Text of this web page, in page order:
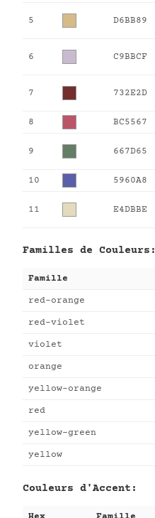
5 D6BB89
6 C9BBCF
7 732E2D
8 BC5567
9 667D65
10 5960A8
11 E4DBBE
Familles de Couleurs:
Famille
red-orange
red-violet
violet
orange
yellow-orange
red
yellow-green
yellow
Couleurs d'Accent: